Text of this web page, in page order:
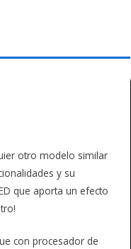
otro modelo similar
y su
que aporta un efecto
con procesador de